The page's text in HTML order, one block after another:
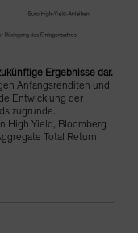
Ergebnisse dar.
Anfangsrenditen und
Entwicklung der
zugrunde.
High Yield, Bloomberg
Total Return